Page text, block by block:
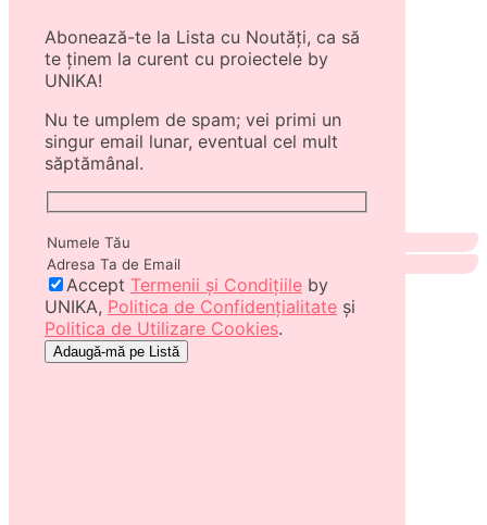
Abonează-te la Lista cu Noutăți, ca să
te ținem la curent cu proiectele by
UNIKA!
Nu te umplem de spam; vei primi un
singur email lunar, eventual cel mult
săptămânal.
Accept Termenii și Condițiile by
UNIKA, Politica de Confidențialitate și
Politica de Utilizare Cookies.